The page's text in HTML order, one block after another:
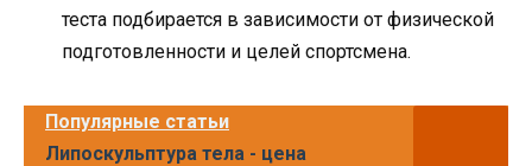
теста подбирается в зависимости от физической
подготовленности и целей спортсмена.
Популярные статьи
Липоскульптура тела - цена